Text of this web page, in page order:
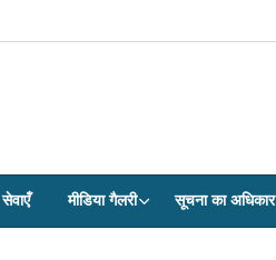
सेवाएँ मीडिया गैलरी सूचना का अधिकार